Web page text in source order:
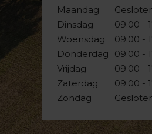
Maandag
Dinsdag
Woensdag
Donderdag
Vrijdag
Zaterdag
Zondag
09:00 -
09:00 -
09:00 -
09:00 -
09:00 -